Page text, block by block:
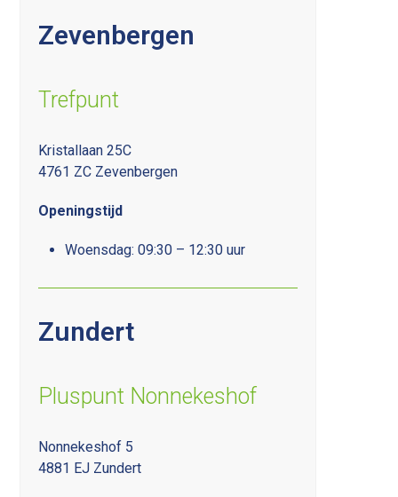
Zevenbergen
Trefpunt
Kristallaan 25C
4761 ZC Zevenbergen
Openingstijd
Woensdag: 09:30 – 12:30 uur
Zundert
Pluspunt Nonnekeshof
Nonnekeshof 5
4881 EJ Zundert